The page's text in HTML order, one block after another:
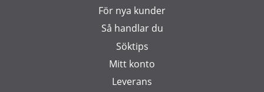
För nya kunder
Så handlar du
Söktips
Mitt konto
Leverans